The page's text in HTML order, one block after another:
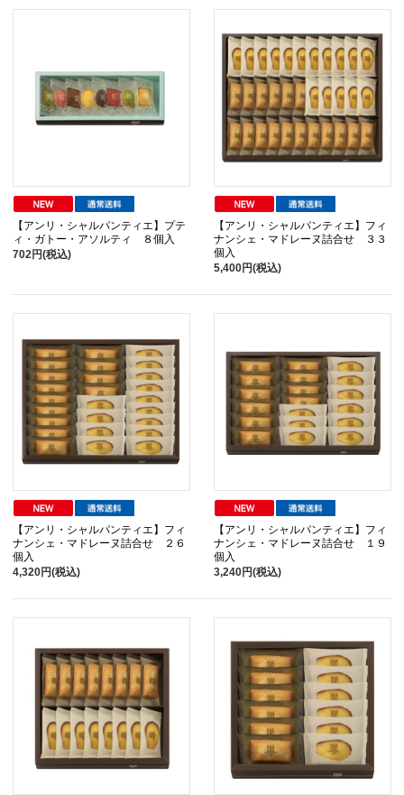
【アンリ・シャルパンティエ】プテ
ィ・ガトー・アソルティ ８個入
702円(税込)
【アンリ・シャルパンティエ】フィ
ナンシェ・マドレーヌ詰合せ ３３
個入
5,400円(税込)
【アンリ・シャルパンティエ】フィ
ナンシェ・マドレーヌ詰合せ ２６
個入
4,320円(税込)
【アンリ・シャルパンティエ】フィ
ナンシェ・マドレーヌ詰合せ １９
個入
3,240円(税込)